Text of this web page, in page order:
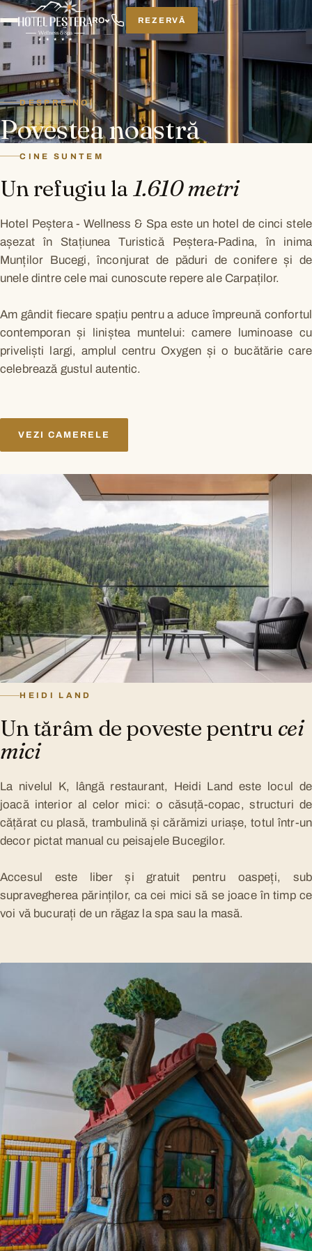
RO REZERVĂ
DESPRE NOI
Povestea noastră
CINE SUNTEM
Un refugiu la 1.610 metri
Hotel Peștera - Wellness & Spa este un hotel de cinci stele
așezat în Stațiunea Turistică Peștera-Padina, în inima
Munților Bucegi, înconjurat de păduri de conifere și de
unele dintre cele mai cunoscute repere ale Carpaților.
Am gândit fiecare spațiu pentru a aduce împreună confortul
contemporan și liniștea muntelui: camere luminoase cu
priveliști largi, amplul centru Oxygen și o bucătărie care
celebrează gustul autentic.
VEZI CAMERELE
HEIDI LAND
Un tărâm de poveste pentru cei
mici
La nivelul K, lângă restaurant, Heidi Land este locul de
joacă interior al celor mici: o căsuță-copac, structuri de
cățărat cu plasă, trambulină și cărămizi uriașe, totul într-un
decor pictat manual cu peisajele Bucegilor.
Accesul este liber și gratuit pentru oaspeți, sub
supravegherea părinților, ca cei mici să se joace în timp ce
voi vă bucurați de un răgaz la spa sau la masă.